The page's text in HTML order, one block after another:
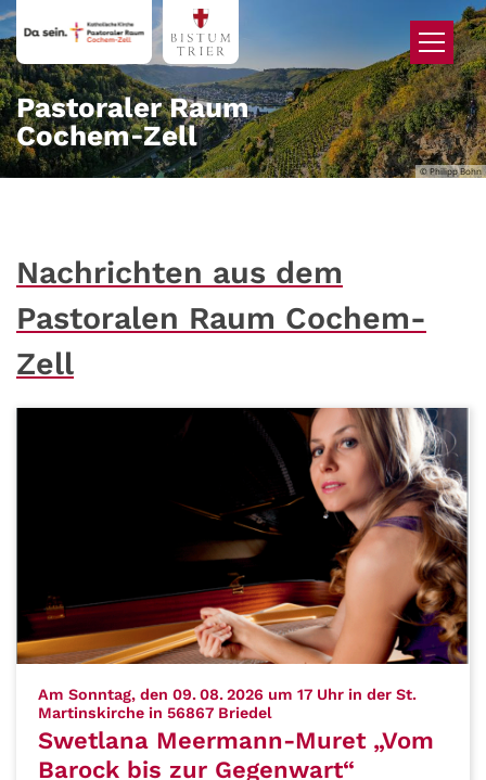
Zum Inhalt springen
© Philipp Bohn
Pastoraler Raum
Cochem‑Zell
Nachrichten aus dem
Pastoralen Raum Cochem-
Zell
Am Sonntag, den 09. 08. 2026 um 17 Uhr in der St.
Martinskirche in 56867 Briedel
Swetlana Meermann-Muret „Vom
Barock bis zur Gegenwart“